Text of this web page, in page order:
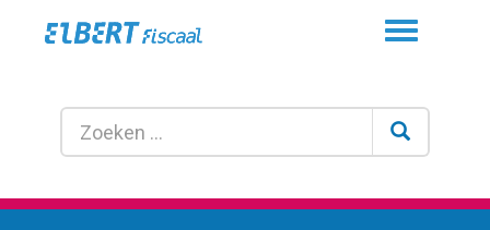
Toggle